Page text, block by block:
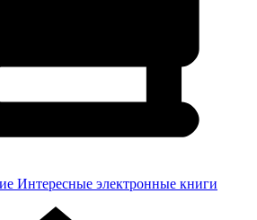
Интересные электронные книги